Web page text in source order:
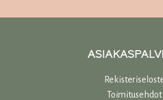
Toimitusehdot